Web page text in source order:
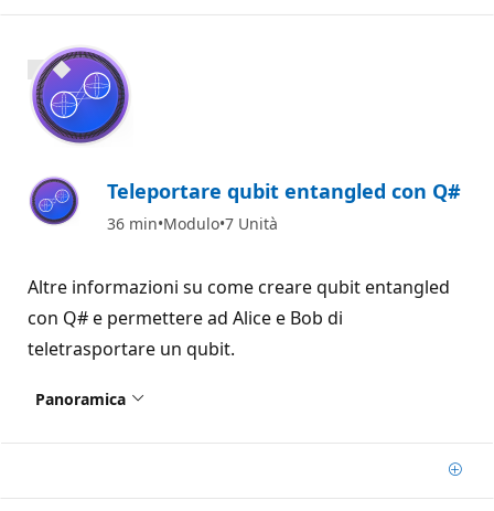
800 XP
Teleportare qubit entangled con Q#
36 min Modulo 7 Unità
Altre informazioni su come creare qubit entangled
con Q# e permettere ad Alice e Bob di
teletrasportare un qubit.
Panoramica